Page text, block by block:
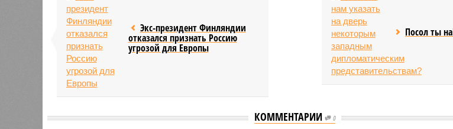
Экс-президент Финляндии
отказался признать Россию
угрозой для Европы
Посол ты
КОММЕНТАРИИ 0